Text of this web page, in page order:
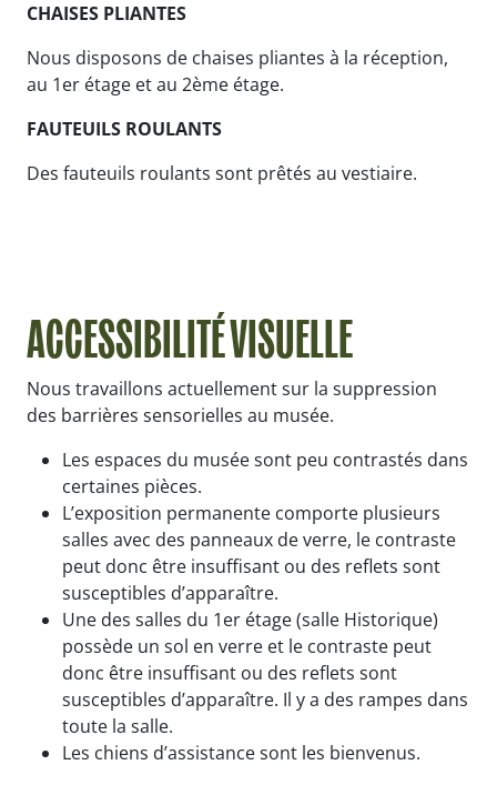
CHAISES PLIANTES
Nous disposons de chaises pliantes à la réception,
au 1er étage et au 2ème étage.
FAUTEUILS ROULANTS
Des fauteuils roulants sont prêtés au vestiaire.
ACCESSIBILITÉ VISUELLE
Nous travaillons actuellement sur la suppression
des barrières sensorielles au musée.
Les espaces du musée sont peu contrastés dans
certaines pièces.
L’exposition permanente comporte plusieurs
salles avec des panneaux de verre, le contraste
peut donc être insuffisant ou des reflets sont
susceptibles d’apparaître.
Une des salles du 1er étage (salle Historique)
possède un sol en verre et le contraste peut
donc être insuffisant ou des reflets sont
susceptibles d’apparaître. Il y a des rampes dans
toute la salle.
Les chiens d’assistance sont les bienvenus.